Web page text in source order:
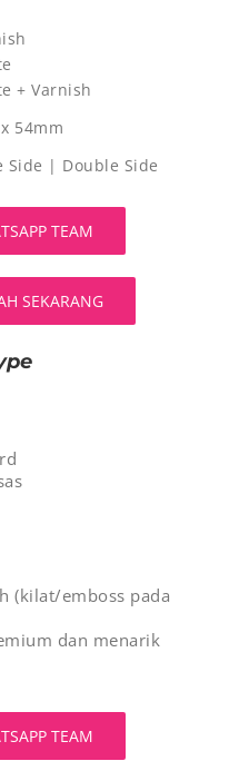
+ Varnish
54mm
Side | Double Side
TEAM
SEKARANG
(kilat/emboss pada
dan menarik
TEAM